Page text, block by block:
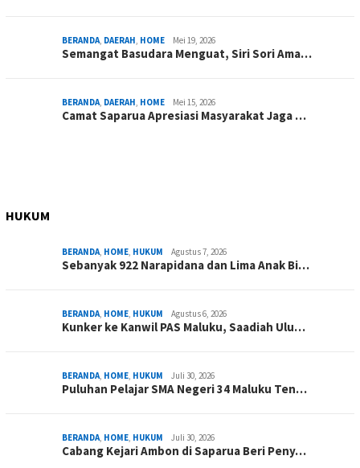
BERANDA DAERAH HOME Mei 19, 2026
Semangat Basudara Menguat, Siri Sori Ama…
BERANDA DAERAH HOME Mei 15, 2026
Camat Saparua Apresiasi Masyarakat Jaga …
HUKUM
BERANDA HOME HUKUM Agustus 7, 2026
Sebanyak 922 Narapidana dan Lima Anak Bi…
BERANDA HOME HUKUM Agustus 6, 2026
Kunker ke Kanwil PAS Maluku, Saadiah Ulu…
BERANDA HOME HUKUM Juli 30, 2026
Puluhan Pelajar SMA Negeri 34 Maluku Ten…
BERANDA HOME HUKUM Juli 30, 2026
Cabang Kejari Ambon di Saparua Beri Peny…